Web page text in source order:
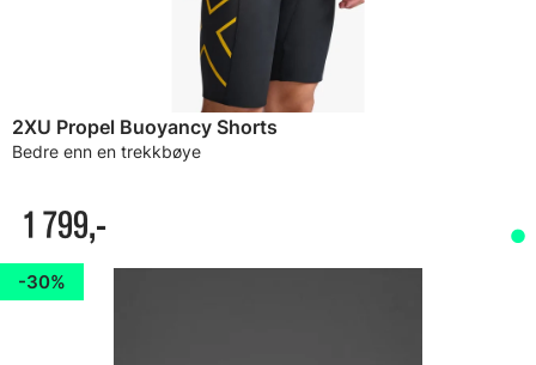
2XU Propel Buoyancy Shorts
Bedre enn en trekkbøye
1 799,-
30%